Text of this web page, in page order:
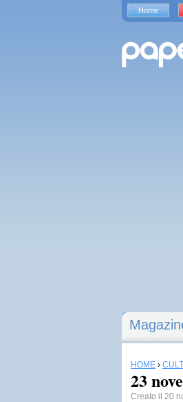
HOME ›
23
Creato il 20
Home